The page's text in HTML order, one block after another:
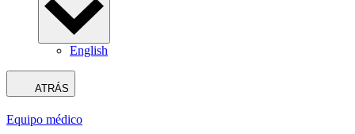
English
ATRÁS
Equipo médico